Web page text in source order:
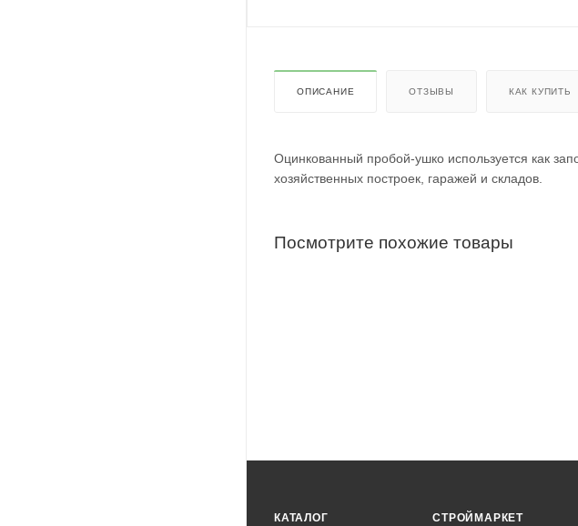
ОПИСАНИЕ ОТЗЫВЫ КАК КУПИТЬ
Оцинкованный пробой-ушко используется как
хозяйственных построек, гаражей и складов.
Посмотрите похожие товары
КАТАЛОГ СТРОЙМАРКЕТ